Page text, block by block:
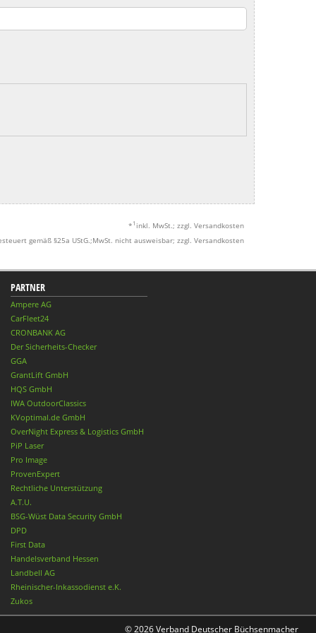
* 1 inkl. MwSt.; zzgl. Versandkosten
gemäß §25a UStG.;MwSt. nicht ausweisbar; zzgl. Versandkosten
PARTNER
Ampere AG
CarFleet24
CRONBANK AG
Der Sicherheits-Checker
GGA
GrantLift GmbH
HQS GmbH
IWA OutdoorClassics
KVoptimal.de GmbH
OverNight Express & Logistics GmbH
PiP Laser
Pro Image
ProvenExpert
Rechtliche Unterstützung
A.T.U.
BSG-Wüst Data Security GmbH
DPD
First Data
Handelsverband Hessen
Landbell AG
Rheinischer-Inkassodienst e.K.
Zukos
© 2026 Verband Deutscher Büchsenmacher